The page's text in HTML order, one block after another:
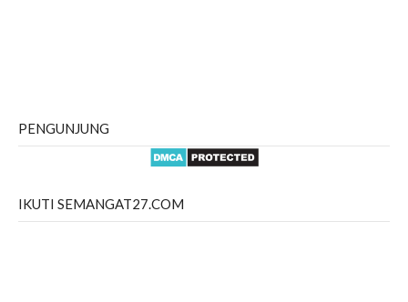
PENGUNJUNG
IKUTI SEMANGAT27.COM